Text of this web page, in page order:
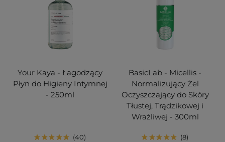
Your Kaya - Łagodzący
Płyn do Higieny Intymnej
- 250ml
40
BasicLab - Micellis -
Normalizujący Żel
Oczyszczający do Skóry
Tłustej, Trądzikowej i
Wrażliwej - 300ml
8